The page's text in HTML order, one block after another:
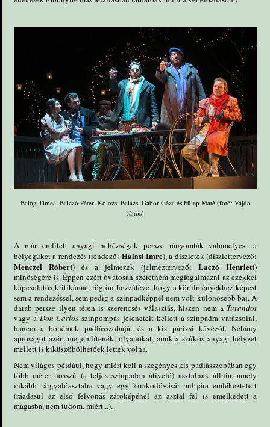
Balog Tímea, Balczó Péter, Kolozsi Balázs, Gábor Géza és Fülep Máté (fotó: Vajda
János)
A már említett anyagi nehézségek persze rányomták valamelyest a
bélyegüket a rendezés (rendező: Halasi Imre), a díszletek (díszlettervező:
Menczel Róbert) és a jelmezek (jelmeztervező:Laczó Henriett)
minőségére is. Éppen ezért óvatosan szeretném megfogalmazni az ezekkel
kapcsolatos kritikámat, rögtön hozzátéve, hogy a körülményekhez képest
sem a rendezéssel, sem pedig a színpadképpel nem volt különösebb baj. A
darab persze ilyen téren is szerencsés választás, hiszen nem a Turandot
vagy a Don Carlos színpompás jeleneteit kellett a színpadra varázsolni,
hanem a bohémek padlásszobáját és a kis párizsi kávézót. Néhány
apróságot azért megemlítenék, olyanokat, amik a szűkös anyagi helyzet
mellett is kiküszöbölhetőek lettek volna.
Nem világos például, hogy miért kell a szegényes kis padlásszobában egy
több méter hosszú (a teljes színpadon átívelő) asztalnak állnia, amely
inkább tárgyalóasztalra vagy egy kirakodóvásár pultjára emlékeztetett
(ráadásul az első felvonás záróképénél az asztal fel is emelkedett a
magasba, nem tudom, miért...).